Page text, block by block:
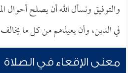
والتوفيق ونسأل الله أن يصلح أحوال
في الدين، وأن يعيذهم من كل ما
معنى الإقعاء في الصلاة